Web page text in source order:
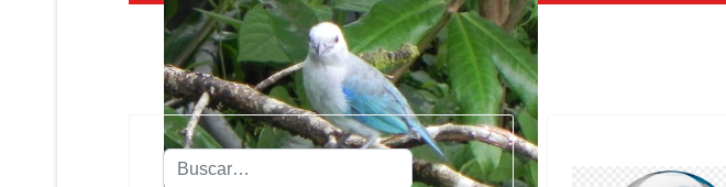
Buscar